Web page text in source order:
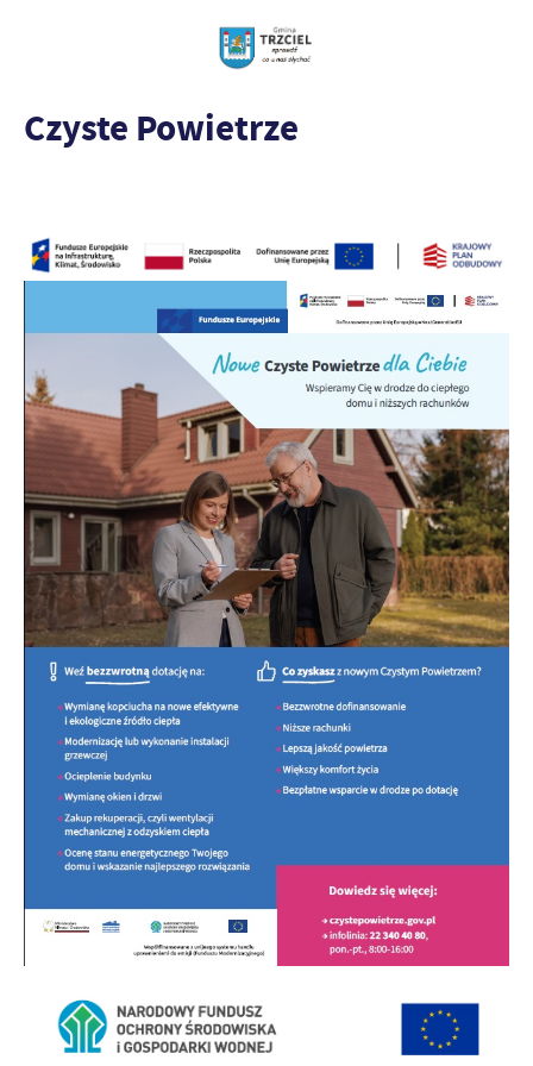
Czyste Powietrze